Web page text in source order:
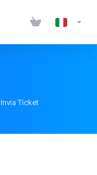
Invia Ticket